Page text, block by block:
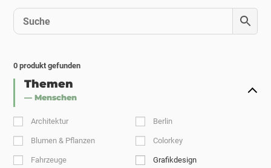
0 produkt gefunden
Themen
— Menschen
Architektur Berlin
Blumen & Pflanzen Colorkey
Fahrzeuge Grafikdesign